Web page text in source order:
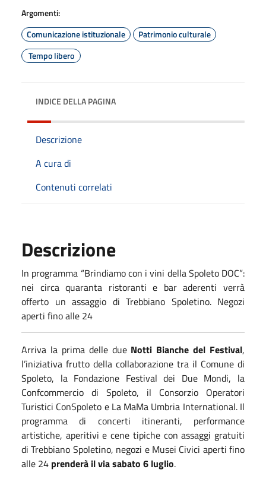
Argomenti:
Comunicazione istituzionale
Patrimonio culturale
Tempo libero
INDICE DELLA PAGINA
Descrizione
A cura di
Contenuti correlati
Descrizione
In programma “Brindiamo con i vini della Spoleto DOC”:
nei circa quaranta ristoranti e bar aderenti verrà
offerto un assaggio di Trebbiano Spoletino. Negozi
aperti fino alle 24
Arriva la prima delle due Notti Bianche del Festival,
l’iniziativa frutto della collaborazione tra il Comune di
Spoleto, la Fondazione Festival dei Due Mondi, la
Confcommercio di Spoleto, il Consorzio Operatori
Turistici ConSpoleto e La MaMa Umbria International. Il
programma di concerti itineranti, performance
artistiche, aperitivi e cene tipiche con assaggi gratuiti
di Trebbiano Spoletino, negozi e Musei Civici aperti fino
alle 24 prenderà il via sabato 6 luglio.